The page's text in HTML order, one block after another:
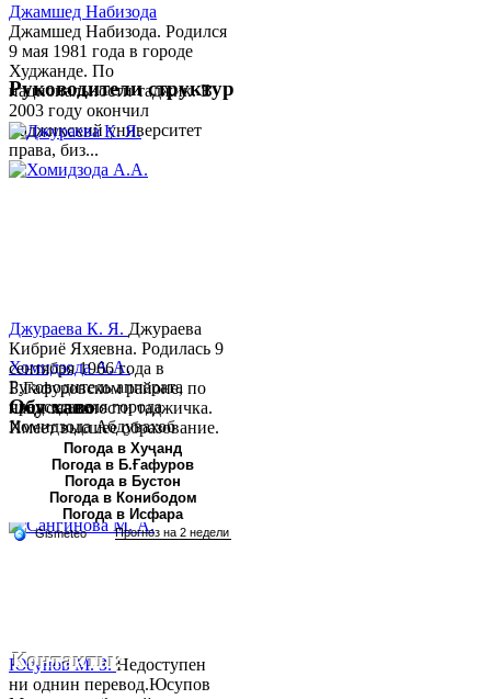
Джамшед Набизода
Джамшед Набизода. Родился
9 мая 1981 года в городе
Худжанде. По
национальности таджик. В
2003 году окончил
Таджикский университет
права, биз...
Хомидзода А.А.
Руководитель аппарата
председателя города
Хомидзода Абдувахоб
Абдумаджид родился 8
июня 1978 года в городе
Худжанде. По
национальности...
Руководители структур
Джураева К. Я. Джураева
Кибриё Яхяевна. Родилась 9
сентября 1966 года в
Б.Гафуровском районе, по
национальности таджичка.
Имеет высшее образование.
В 1997 ...
Юсупов М. З.Недоступен
ни однин перевод.Юсупов
Обу хаво
Погода в Хуҷанд
Погода в Б.Ғафуров
Погода в Бустон
Погода в Конибодом
Погода в Исфара
Контакты: